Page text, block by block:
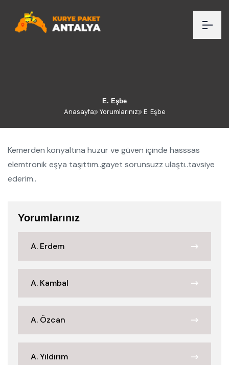
E. Eşbe
Anasayfa Yorumlarınız E. Eşbe
Kemerden konyaltına huzur ve güven içinde hasssas
elemtronik eşya taşıttım..gayet sorunsuzz ulaştı..tavsiye
ederim..
Yorumlarınız
A. Erdem
A. Kambal
A. Özcan
A. Yıldırım